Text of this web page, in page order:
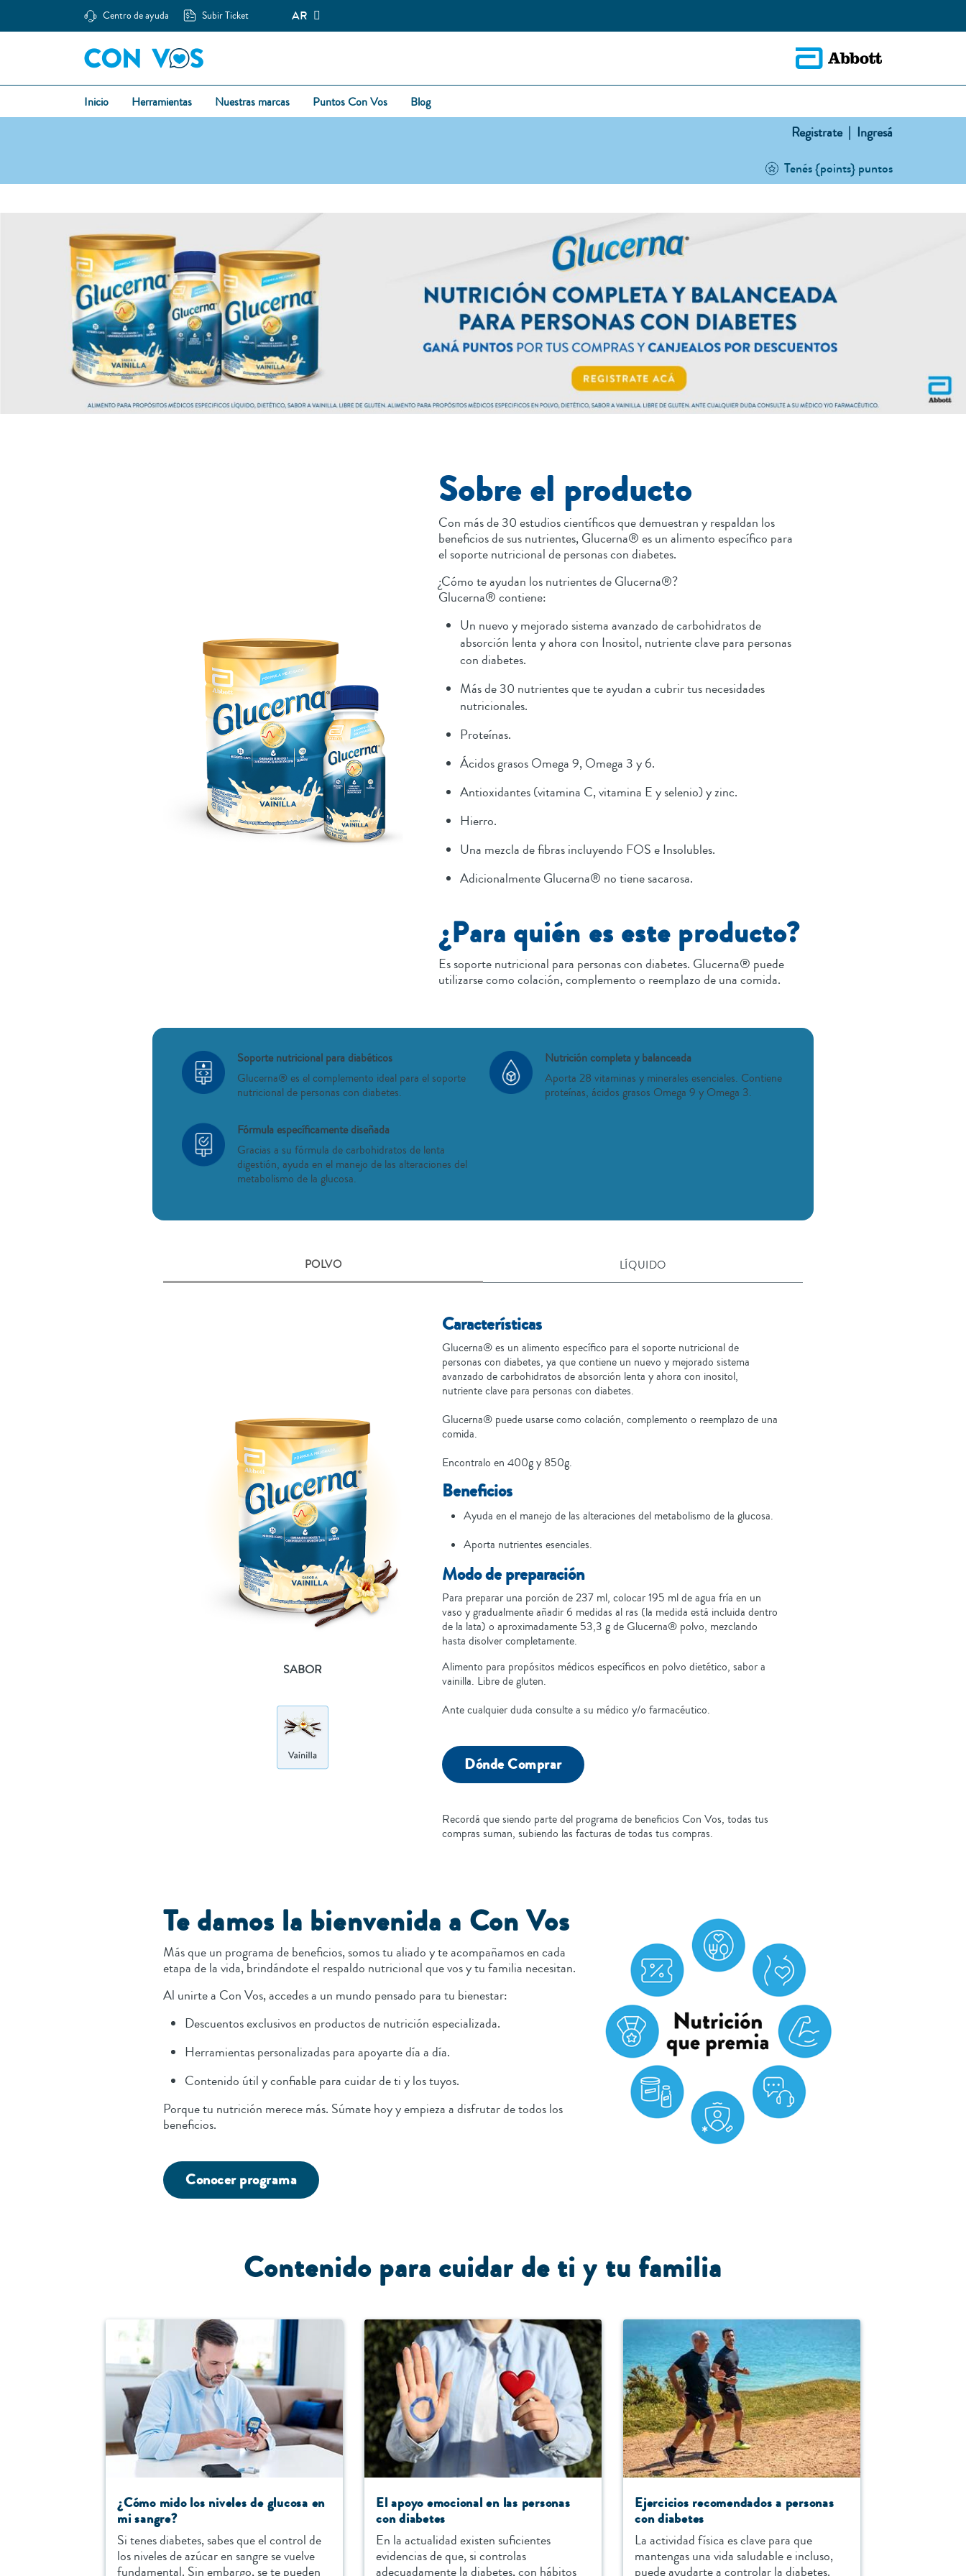
Centro de ayuda Subir Ticket AR
Inicio Herramientas Nuestras marcas Puntos Con Vos Blog
Registrate | Ingresá
Tenés {points} puntos
Sobre el producto
Con más de 30 estudios científicos que demuestran y respaldan los
beneficios de sus nutrientes, Glucerna® es un alimento específico para
el soporte nutricional de personas con diabetes.
¿Cómo te ayudan los nutrientes de Glucerna®?
Glucerna® contiene:
Un nuevo y mejorado sistema avanzado de carbohidratos de
absorción lenta y ahora con Inositol, nutriente clave para personas
con diabetes.
Más de 30 nutrientes que te ayudan a cubrir tus necesidades
nutricionales.
Proteínas.
Ácidos grasos Omega 9, Omega 3 y 6.
Antioxidantes (vitamina C, vitamina E y selenio) y zinc.
Hierro.
Una mezcla de fibras incluyendo FOS e Insolubles.
Adicionalmente Glucerna® no tiene sacarosa.
¿Para quién es este producto?
Es soporte nutricional para personas con diabetes. Glucerna® puede
utilizarse como colación, complemento o reemplazo de una comida.
Soporte nutricional para diabéticos
Glucerna® es el complemento ideal para el soporte
nutricional de personas con diabetes.
Nutrición completa y balanceada
Aporta 28 vitaminas y minerales esenciales. Contiene
proteínas, ácidos grasos Omega 9 y Omega 3.
Fórmula específicamente diseñada
Gracias a su fórmula de carbohidratos de lenta
digestión, ayuda en el manejo de las alteraciones del
metabolismo de la glucosa.
POLVO LÍQUIDO
SABOR
Características
Glucerna® es un alimento específico para el soporte nutricional de
personas con diabetes, ya que contiene un nuevo y mejorado sistema
avanzado de carbohidratos de absorción lenta y ahora con inositol,
nutriente clave para personas con diabetes.
Glucerna® puede usarse como colación, complemento o reemplazo de una
comida.
Encontralo en 400g y 850g.
Beneficios
Ayuda en el manejo de las alteraciones del metabolismo de la glucosa.
Aporta nutrientes esenciales.
Modo de preparación
Para preparar una porción de 237 ml, colocar 195 ml de agua fría en un
vaso y gradualmente añadir 6 medidas al ras (la medida está incluida dentro
de la lata) o aproximadamente 53,3 g de Glucerna® polvo, mezclando
hasta disolver completamente.
Alimento para propósitos médicos específicos en polvo dietético, sabor a
vainilla. Libre de gluten.
Ante cualquier duda consulte a su médico y/o farmacéutico.
Dónde Comprar
Recordá que siendo parte del programa de beneficios Con Vos, todas tus
compras suman, subiendo las facturas de todas tus compras.
Te damos la bienvenida a Con Vos
Más que un programa de beneficios, somos tu aliado y te acompañamos en cada
etapa de la vida, brindándote el respaldo nutricional que vos y tu familia necesitan.
Al unirte a Con Vos, accedes a un mundo pensado para tu bienestar:
Descuentos exclusivos en productos de nutrición especializada.
Herramientas personalizadas para apoyarte día a día.
Contenido útil y confiable para cuidar de ti y los tuyos.
Porque tu nutrición merece más. Súmate hoy y empieza a disfrutar de todos los
beneficios.
Conocer programa
Contenido para cuidar de ti y tu familia
¿Cómo mido los niveles de glucosa en
mi sangre?
Si tenes diabetes, sabes que el control de
los niveles de azúcar en sangre se vuelve
fundamental. Sin embargo, se te pueden
El apoyo emocional en las personas
con diabetes
En la actualidad existen suficientes
evidencias de que, si controlas
adecuadamente la diabetes, con hábitos
Ejercicios recomendados a personas
con diabetes
La actividad física es clave para que
mantengas una vida saludable e incluso,
puede ayudarte a controlar la diabetes.